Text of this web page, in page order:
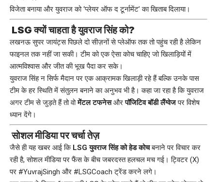
विजेता बनाया और युवराज को ‘प्लेयर ऑफ द टूर्नामेंट’ का खिताब दिलाया।
LSG क्यों चाहता है युवराज सिंह को?
लखनऊ सुपर जायंट्स पिछले दो सीज़नों से प्लेऑफ तक तो पहुंच रही है लेकिन
फाइनल तक नहीं जा सकी। टीम को एक ऐसा कोच चाहिए जो खिलाड़ियों में
आत्मविश्वास और जीत की भूख पैदा कर सके।
युवराज सिंह न सिर्फ मैदान पर एक आक्रामक खिलाड़ी रहे हैं बल्कि उनके पास
टीम के हर स्थिति में संतुलन बनाने का अनुभव भी है। कहा जा रहा है कि युवराज
अगर टीम से जुड़ते हैं तो वोमेंटल टफनेसऔरपॉजिटिव बॉडी लैंग्वेजपर विशेष
ध्यान देंगे।
सोशल मीडिया पर चर्चा तेज़
जैसे ही यह खबर आई कि LSG युवराज सिंह को हेड कोचबनाने पर विचार कर
रही है, सोशल मीडिया पर फैंस के बीच जबरदस्त हलचल मच गई। ट्विटर (X)
पर #YuvrajSingh और #LSGCoach ट्रेंड करने लगे।